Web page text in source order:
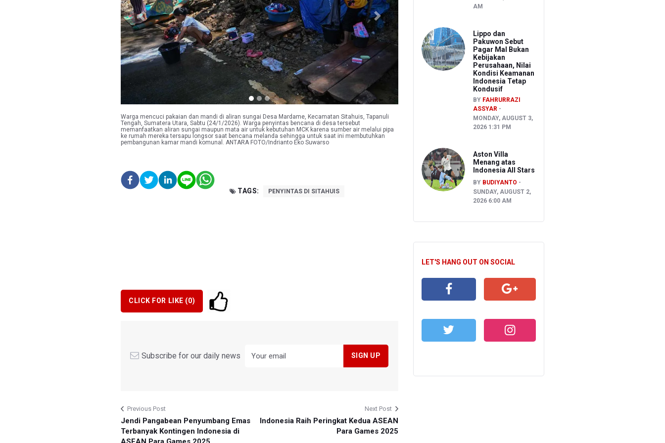
Previous Next
Warga mencuci pakaian dan mandi di aliran sungai Desa Mardame, Kecamatan Sitahuis, Tapanuli
Tengah, Sumatera Utara, Sabtu (24/1/2026). Warga penyintas bencana di desa tersebut
memanfaatkan aliran sungai maupun mata air untuk kebutuhan MCK karena sumber air melalui pipa
ke rumah mereka tersapu longsor saat bencana melanda sehingga untuk saat ini membutuhkan
pembangunan kamar mandi komunal. ANTARA FOTO/Indrianto Eko Suwarso
TAGS: PENYINTAS DI SITAHUIS
CLICK FOR LIKE (0)
Subscribe for our daily news
Previous Post
Jendi Pangabean Penyumbang Emas
Terbanyak Kontingen Indonesia di
Next Post
Indonesia Raih Peringkat Kedua ASEAN
Para Games 2025
AM
Lippo dan
Pakuwon Sebut
Pagar Mal Bukan
Kebijakan
Perusahaan, Nilai
Kondisi Keamanan
Indonesia Tetap
Kondusif
BY FAHRURRAZI
ASSYAR
MONDAY, AUGUST 3,
2026 1:31 PM
Aston Villa
Menang atas
Indonesia All Stars
BY BUDIYANTO
SUNDAY, AUGUST 2,
2026 6:00 AM
LET'S HANG OUT ON SOCIAL